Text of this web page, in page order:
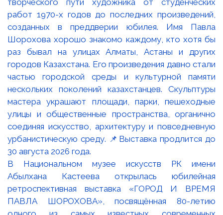
В Национальном музее искусств РК имени
Абылхана Кастеева открылась юбилейная
ретроспективная выставка «ГОРОД И ВРЕМЯ
ПАВЛА ШОРОХОВА», посвящённая 80-летию